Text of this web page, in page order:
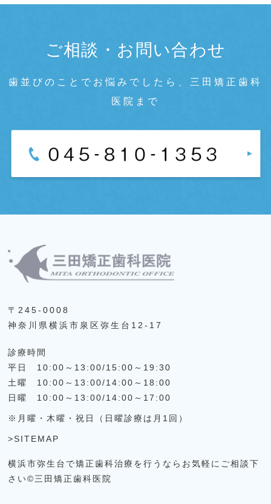
ご相談・お問い合わせ
歯並びのことでお悩みでしたら、三田矯正歯科
医院まで
〒245-0008
神奈川県横浜市泉区弥生台12-17
診療時間
平日 10:00～13:00/15:00～19:30
土曜 10:00～13:00/14:00～18:00
日曜 10:00～13:00/14:00～17:00
※月曜・木曜・祝日（日曜診療は月1回）
>SITEMAP
横浜市弥生台で矯正歯科治療を行うならお気軽にご相談下
さい©三田矯正歯科医院